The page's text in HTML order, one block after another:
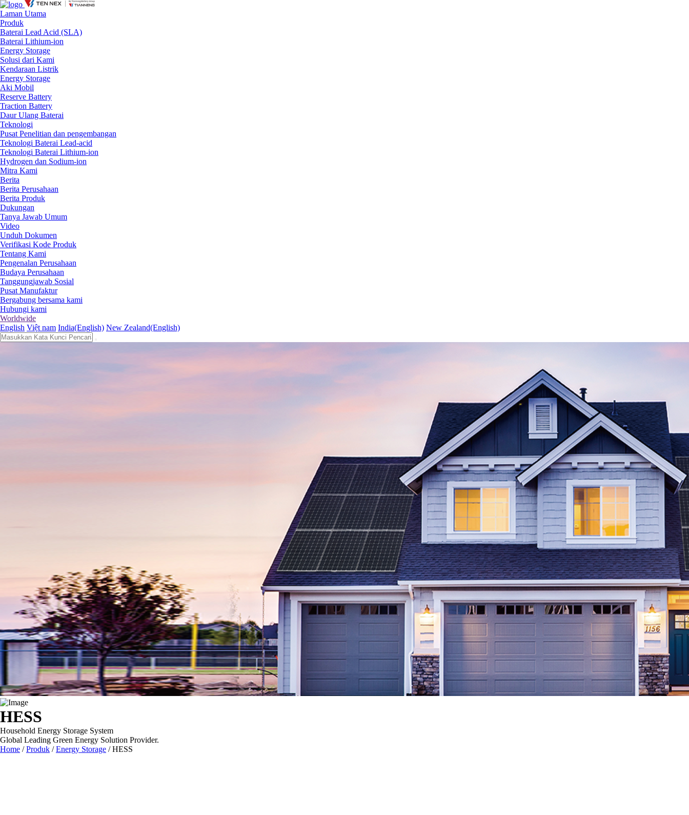
Laman Utama
Produk
Baterai Lead Acid (SLA)
Baterai Lithium-ion
Energy Storage
Solusi dari Kami
Kendaraan Listrik
Energy Storage
Aki Mobil
Reserve Battery
Traction Battery
Daur Ulang Baterai
Teknologi
Pusat Penelitian dan pengembangan
Teknologi Baterai Lead-acid
Teknologi Baterai Lithium-ion
Hydrogen dan Sodium-ion
Mitra Kami
Berita
Berita Perusahaan
Berita Produk
Dukungan
Tanya Jawab Umum
Video
Unduh Dokumen
Verifikasi Kode Produk
Tentang Kami
Pengenalan Perusahaan
Budaya Perusahaan
Tanggungjawab Sosial
Pusat Manufaktur
Bergabung bersama kami
Hubungi kami
Worldwide
English Việt nam India(English) New Zealand(English)
HESS
Household Energy Storage System
Global Leading Green Energy Solution Provider.
Home /Produk /Energy Storage /HESS